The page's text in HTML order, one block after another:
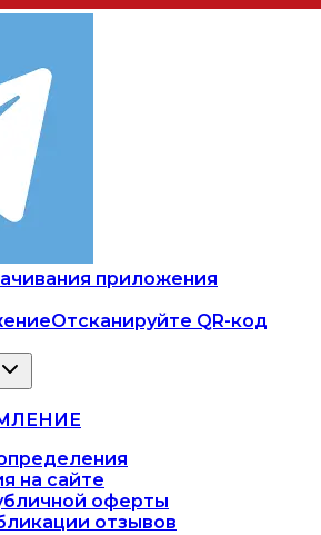
Отсканируйте QR-код
на сайте
оферты
отзывов